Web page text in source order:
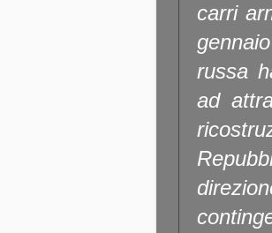
carri
russa
ad